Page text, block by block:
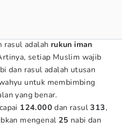
rasul adalah rukun iman
setiap Muslim wajib
dan rasul adalah utusan
untuk membimbing
yang benar.
124.000 dan rasul313,
mengenal 25 nabi dan